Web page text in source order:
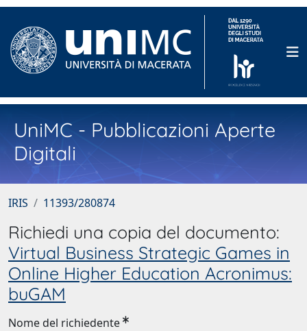
UniMC - Pubblicazioni Aperte
Digitali
IRIS 11393/280874
Richiedi una copia del documento:
Virtual Business Strategic Games in
Online Higher Education Acronimus:
buGAM
Nome del richiedente